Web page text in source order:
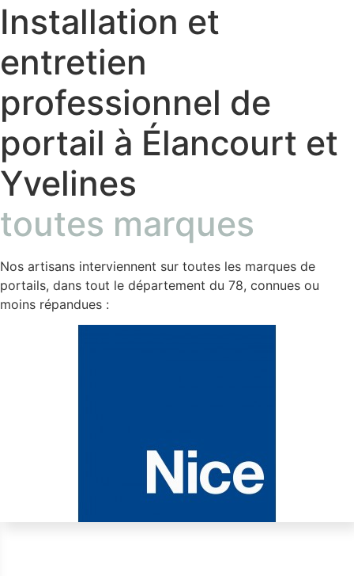
Installation et
entretien
professionnel de
portail à Élancourt et
Yvelines
toutes marques
Nos artisans interviennent sur toutes les marques de
portails, dans tout le département du 78, connues ou
moins répandues :